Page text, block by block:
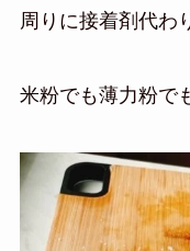
周りに接着剤代わ
米粉でも薄力粉で